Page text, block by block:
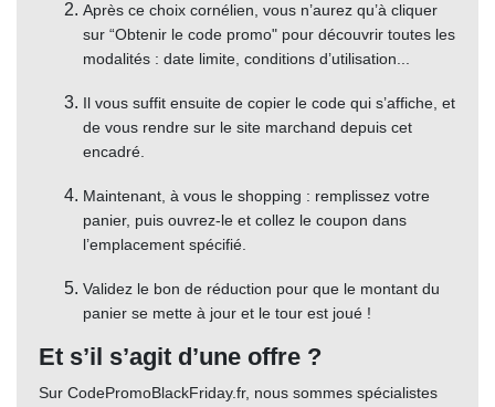
Après ce choix cornélien, vous n’aurez qu’à cliquer
sur “Obtenir le code promo" pour découvrir toutes les
modalités : date limite, conditions d’utilisation...
Il vous suffit ensuite de copier le code qui s’affiche, et
de vous rendre sur le site marchand depuis cet
encadré.
Maintenant, à vous le shopping : remplissez votre
panier, puis ouvrez-le et collez le coupon dans
l’emplacement spécifié.
Validez le bon de réduction pour que le montant du
panier se mette à jour et le tour est joué !
Et s’il s’agit d’une offre ?
Sur CodePromoBlackFriday.fr, nous sommes spécialistes